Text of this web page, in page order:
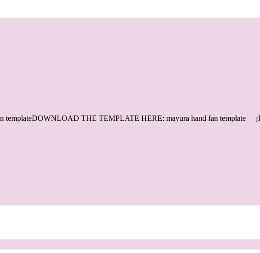
THE TEMPLATE HERE: mayura hand fan template